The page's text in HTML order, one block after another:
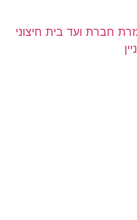
חברת ועד בית חיצוני